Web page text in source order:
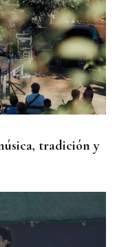
tradición y